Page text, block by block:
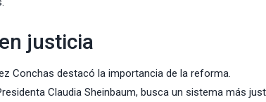
justicia
Conchas destacó la importancia de la reforma.
Claudia Sheinbaum, busca un sistema más